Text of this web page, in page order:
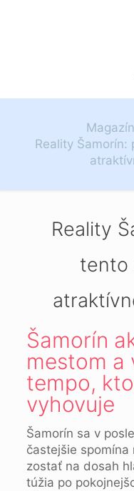
Magazín
Reality
Reality
tento
Šamorín
mestom a
tempo,
vyhovuje
Šamorín sa v
častejšie
zostať na dosah
túžia po